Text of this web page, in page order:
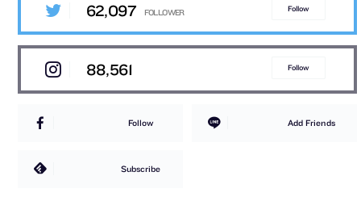
62,097 Follow
88,561 Follow
Follow Add Friends
Subscribe